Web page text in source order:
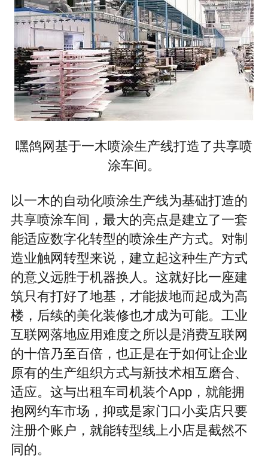
嘿鸽网基于一木喷涂生产线打造了共享喷
涂车间。
以一木的自动化喷涂生产线为基础打造的
共享喷涂车间，最大的亮点是建立了一套
能适应数字化转型的喷涂生产方式。对制
造业触网转型来说，建立起这种生产方式
的意义远胜于机器换人。这就好比一座建
筑只有打好了地基，才能拔地而起成为高
楼，后续的美化装修也才成为可能。工业
互联网落地应用难度之所以是消费互联网
的十倍乃至百倍，也正是在于如何让企业
原有的生产组织方式与新技术相互磨合、
适应。这与出租车司机装个App，就能拥
抱网约车市场，抑或是家门口小卖店只要
注册个账户，就能转型线上小店是截然不
同的。